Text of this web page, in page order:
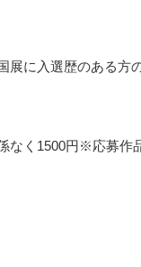
展に入選歴のある方
なく1500円※応募作